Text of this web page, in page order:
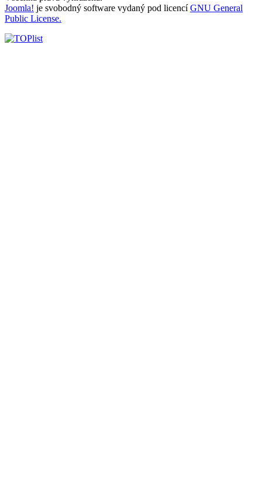
Joomla! je svobodný software vydaný pod licencíGNU General
Public License.